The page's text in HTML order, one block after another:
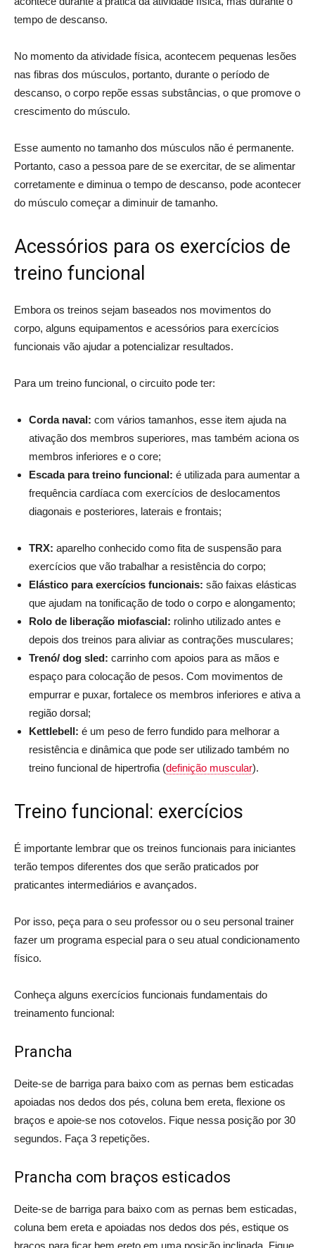
tempo de descanso.
No momento da atividade física, acontecem pequenas lesões
nas fibras dos músculos, portanto, durante o período de
descanso, o corpo repõe essas substâncias, o que promove o
crescimento do músculo.
Esse aumento no tamanho dos músculos não é permanente.
Portanto, caso a pessoa pare de se exercitar, de se alimentar
corretamente e diminua o tempo de descanso, pode acontecer
do músculo começar a diminuir de tamanho.
Acessórios para os exercícios de
treino funcional
Embora os treinos sejam baseados nos movimentos do
corpo, alguns equipamentos e acessórios para exercícios
funcionais vão ajudar a potencializar resultados.
Para um treino funcional, o circuito pode ter:
Corda naval: com vários tamanhos, esse item ajuda na
ativação dos membros superiores, mas também aciona os
membros inferiores e o core;
Escada para treino funcional: é utilizada para aumentar a
frequência cardíaca com exercícios de deslocamentos
diagonais e posteriores, laterais e frontais;
TRX: aparelho conhecido como fita de suspensão para
exercícios que vão trabalhar a resistência do corpo;
Elástico para exercícios funcionais: são faixas elásticas
que ajudam na tonificação de todo o corpo e alongamento;
Rolo de liberação miofascial: rolinho utilizado antes e
depois dos treinos para aliviar as contrações musculares;
Trenó/ dog sled: carrinho com apoios para as mãos e
espaço para colocação de pesos. Com movimentos de
empurrar e puxar, fortalece os membros inferiores e ativa a
região dorsal;
Kettlebell: é um peso de ferro fundido para melhorar a
resistência e dinâmica que pode ser utilizado também no
treino funcional de hipertrofia (definição muscular).
Treino funcional: exercícios
É importante lembrar que os treinos funcionais para iniciantes
terão tempos diferentes dos que serão praticados por
praticantes intermediários e avançados.
Por isso, peça para o seu professor ou o seu personal trainer
fazer um programa especial para o seu atual condicionamento
físico.
Conheça alguns exercícios funcionais fundamentais do
treinamento funcional:
Prancha
Deite-se de barriga para baixo com as pernas bem esticadas
apoiadas nos dedos dos pés, coluna bem ereta, flexione os
braços e apoie-se nos cotovelos. Fique nessa posição por 30
segundos. Faça 3 repetições.
Prancha com braços esticados
Deite-se de barriga para baixo com as pernas bem esticadas,
coluna bem ereta e apoiadas nos dedos dos pés, estique os
braços para ficar bem ereto em uma posição inclinada. Fique